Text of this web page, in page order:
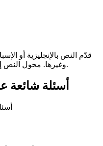
قدّم النص بالإنجليزية أو
وغيرها. محول النص إلى أغنية ينتج أغاني باللغة التي تكتبها.
أسئلة شائعة